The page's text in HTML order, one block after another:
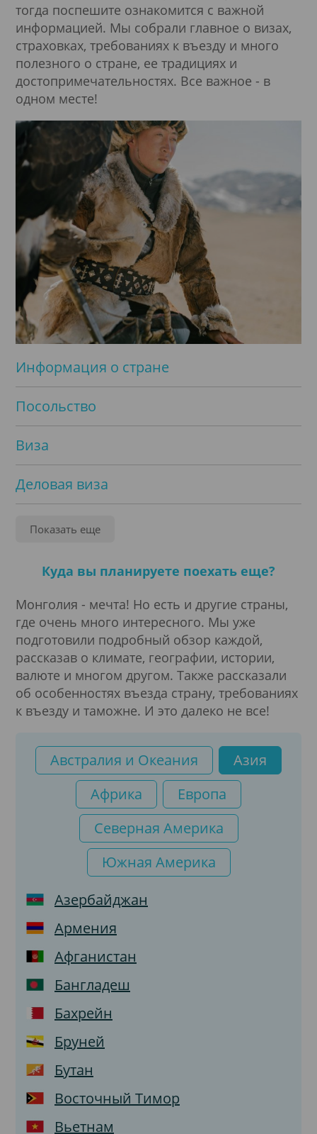
тогда поспешите ознакомится с важной
информацией. Мы собрали главное о визах,
страховках, требованиях к въезду и много
полезного о стране, ее традициях и
достопримечательностях. Все важное - в
одном месте!
Информация о стране
Посольство
Виза
Деловая виза
Частная виза
Туристическая виза
Транзитная виза
Показать еще
Куда вы планируете поехать еще?
Монголия - мечта! Но есть и другие страны,
где очень много интересного. Мы уже
подготовили подробный обзор каждой,
рассказав о климате, географии, истории,
валюте и многом другом. Также рассказали
об особенностях въезда страну, требованиях
к въезду и таможне. И это далеко не все!
Австралия и Океания
Азия
Африка
Европа
Северная Америка
Южная Америка
Азербайджан
Армения
Афганистан
Бангладеш
Бахрейн
Бруней
Бутан
Восточный Тимор
Вьетнам